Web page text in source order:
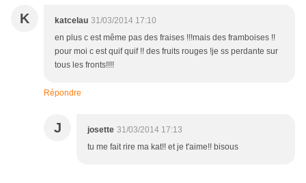
K katcelau 31/03/2014 17:10
en plus c est même pas des fraises !!!mais des framboises !!
pour moi c est quif quif !! des fruits rouges !je ss perdante sur
tous les fronts!!!!
Répondre
J josette 31/03/2014 17:13
tu me fait rire ma kat!! et je t'aime!! bisous